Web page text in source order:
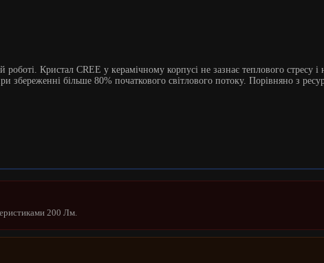
Кристал CREE у керамічному корпусі не зазнає теплового стресу
більше 80% початкового світлового потоку. Порівняно з
200 Лм.